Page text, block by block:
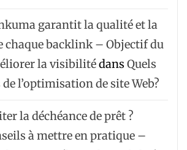
garantit la qualité et la
chaque backlink – Objectif du
la visibilitédans Quels
l’optimisation de site Web?
la déchéance de prêt ?
à mettre en pratique –